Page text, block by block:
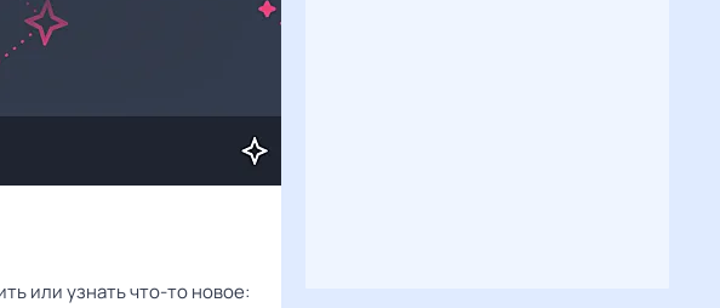
или узнать что-то новое: